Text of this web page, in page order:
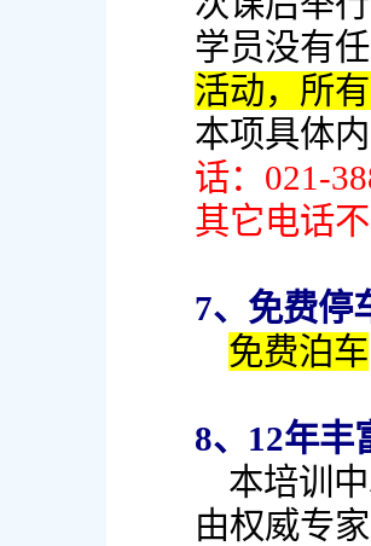
学员没有任
活动，所
本项具体
话：021-
其它电话不
7、免费停
免费泊车
8、12年丰
本培训
由权威专